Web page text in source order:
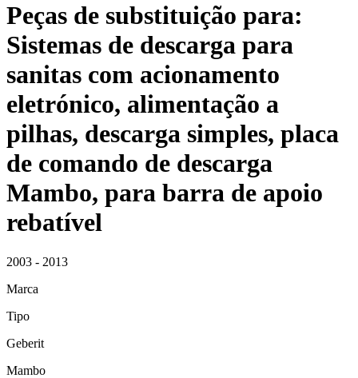
Peças de substituição para:
Sistemas de descarga para
sanitas com acionamento
eletrónico, alimentação a
pilhas, descarga simples, placa
de comando de descarga
Mambo, para barra de apoio
rebatível
2003 - 2013
Marca
Tipo
Geberit
Mambo